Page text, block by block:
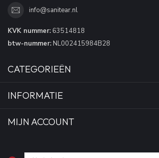
info@sanitear.nl
KVK nummer: 63514818
btw-nummer: NL002415984B28
CATEGORIEËN
INFORMATIE
MIJN ACCOUNT